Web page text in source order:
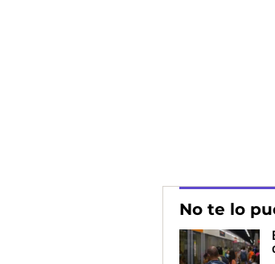
No te lo